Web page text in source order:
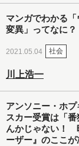
マンガでわかる
変異」ってなに？
2021.05.04 社会
川上浩一
アンソニー・ホ
スカー受賞は「
んかじゃない！
ーザー』のここが